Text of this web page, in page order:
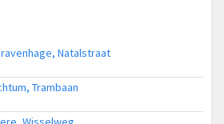
Natalstraat
Trambaan